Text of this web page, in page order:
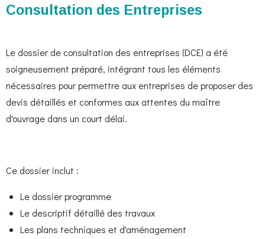
Consultation des Entreprises
Le dossier de consultation des entreprises (DCE) a été
soigneusement préparé, intégrant tous les éléments
nécessaires pour permettre aux entreprises de proposer des
devis détaillés et conformes aux attentes du maître
d'ouvrage dans un court délai.
Ce dossier inclut :
Le dossier programme
Le descriptif détaillé des travaux
Les plans techniques et d'aménagement